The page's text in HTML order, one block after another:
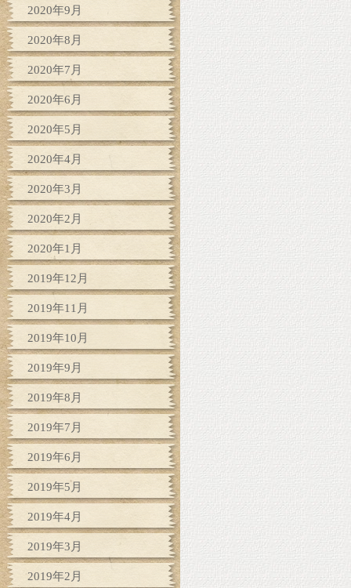
2020年9月
2020年8月
2020年7月
2020年6月
2020年5月
2020年4月
2020年3月
2020年2月
2020年1月
2019年12月
2019年11月
2019年10月
2019年9月
2019年8月
2019年7月
2019年6月
2019年5月
2019年4月
2019年3月
2019年2月